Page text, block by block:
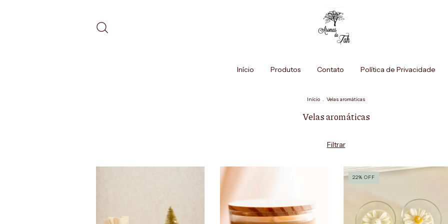
Início Produtos Contato Política de Privacidade
Início . Velas aromáticas
Velas aromáticas
Filtrar
22% OFF